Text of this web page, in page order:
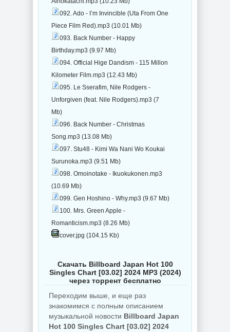
092. Ado - I’m Invincible (Uta From One
Piece Film Red).mp3 (10.01 Mb)
093. Back Number - Happy
Birthday.mp3 (9.97 Mb)
094. Official Hige Dandism - 115 Millon
Kilometer Film.mp3 (12.43 Mb)
095. Le Sserafim, Nile Rodgers -
Unforgiven (feat. Nile Rodgers).mp3 (7
Mb)
096. Back Number - Christmas
Song.mp3 (13.08 Mb)
097. Stu48 - Kimi Wa Nani Wo Koukai
Surunoka.mp3 (9.51 Mb)
098. Omoinotake - Ikuokukonen.mp3
(10.69 Mb)
099. Gen Hoshino - Why.mp3 (9.67 Mb)
100. Mrs. Green Apple -
Romanticism.mp3 (8.26 Mb)
cover.jpg (104.15 Kb)
Скачать Billboard Japan Hot 100
Singles Chart [03.02] 2024 MP3 (2024)
через торрент бесплатно
Переходим выше, и еще раз
знакомимся с полным описанием
музыкальной новости Billboard Japan
Hot 100 Singles Chart [03.02] 2024